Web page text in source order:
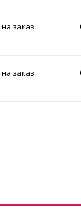
на заказ
на заказ